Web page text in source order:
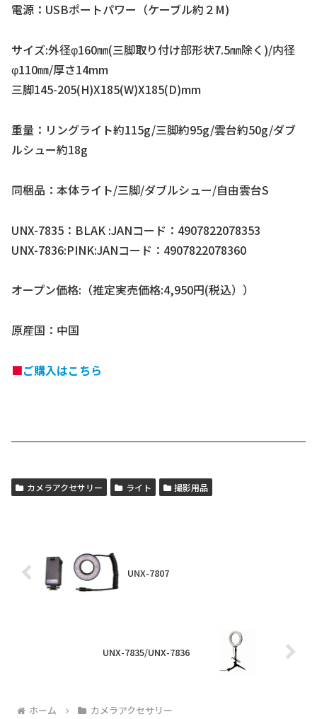
電源：USBポートパワー（ケーブル約２M)
サイズ:外径φ160㎜(三脚取り付け部形状7.5㎜除く)/内径
φ110㎜/厚さ14mm
三脚145-205(H)X185(W)X185(D)mm
重量：リングライト約115g/三脚約95g/雲台約50g/ダブ
ルシュー約18g
同梱品：本体ライト/三脚/ダブルシュー/自由雲台S
UNX-7835：BLAK :JANコード：4907822078353
UNX-7836:PINK:JANコード：4907822078360
オープン価格:（推定実売価格:4,950円(税込））
原産国：中国
■ご購入はこちら
カメラアクセサリー ライト 撮影用品
UNX-7807
UNX-7835/UNX-7836
ホーム カメラアクセサリー